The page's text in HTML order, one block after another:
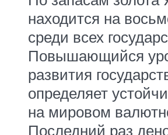
находится на
среди всех
Повышающийся
развития
определяет
на мировом
Последний раз